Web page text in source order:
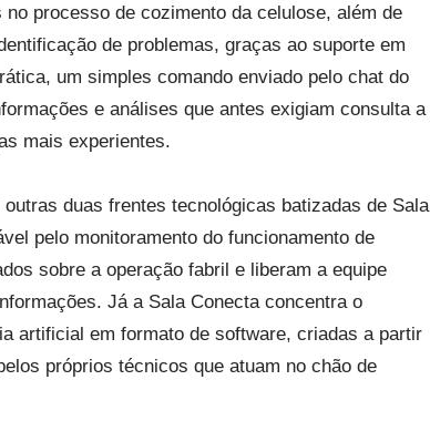
processo de cozimento da celulose, além de
de problemas, graças ao suporte em
um simples comando enviado pelo chat do
e análises que antes exigiam consulta a
mais experientes.
duas frentes tecnológicas batizadas de Sala
pelo monitoramento do funcionamento de
sobre a operação fabril e liberam a equipe
Já a Sala Conecta concentra o
artificial em formato de software, criadas a partir
próprios técnicos que atuam no chão de